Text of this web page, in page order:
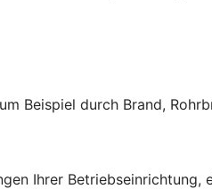
Beispiel durch Brand,
Ihrer